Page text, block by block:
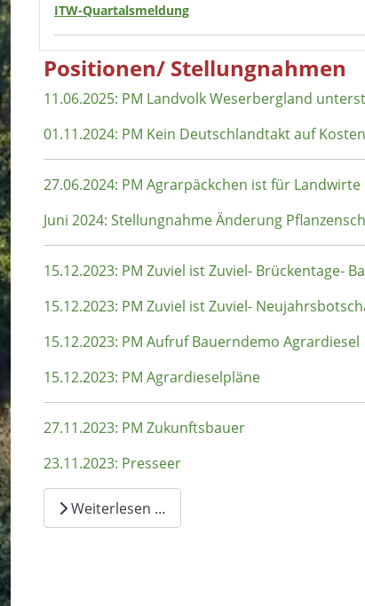
ITW-Quartalsmeldung
Positionen/ Stellungnahmen
11.06.2025: PM Landvolk Weserbergland
01.11.2024: PM Kein Deutschlandtakt auf
27.06.2024: PM Agrarpäckchen ist für
Juni 2024: Stellungnahme Änderung
15.12.2023: PM Zuviel ist Zuviel- Brückentage-
15.12.2023: PM Zuviel ist Zuviel-
15.12.2023: PM Aufruf Bauerndemo Agrardiesel
15.12.2023: PM Agrardieselpläne
27.11.2023: PM Zukunftsbauer
23.11.2023: Presseer
Weiterlesen …